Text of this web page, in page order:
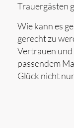
Trauergästen
Wie kann es
gerecht zu
Vertrauen und
passendem
Glück nicht